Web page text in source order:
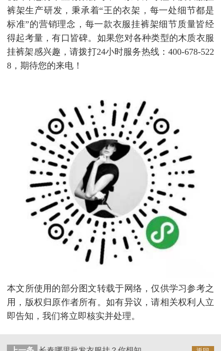
裤架生产研发，秉承着“王的衣架，每一处细节都是
标准”的营销理念，每一款衣服挂裤架细节质量皆经
得起考量，有口皆碑。如果您对各种类型的木质衣服
挂裤架感兴趣，请拨打24小时服务热线：400-678-522
8，期待您的来电！
本文所使用的部分图文转载于网络，仅供学习参考之
用，版权归原作者所有。如有异议，请相关权利人立
即告知，我们将立即核实并处理。